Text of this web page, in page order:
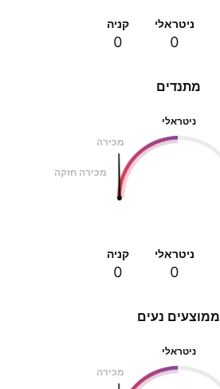
מתנדים
ניטראלי
מכירה
מכירה חזקה
ניטראלי
0
קניה
0
ניטראלי
0
קניה
0
ממוצעים נעים
ניטראלי
מכירה